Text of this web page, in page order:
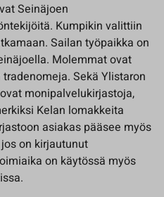
Seinäjoen
Kumpikin valittiin
Sailan työpaikka on
Molemmat ovat
Sekä Ylistaron
monipalvelukirjastoja,
Kelan lomakkeita
asiakas pääsee myös
on kirjautunut
on käytössä myös